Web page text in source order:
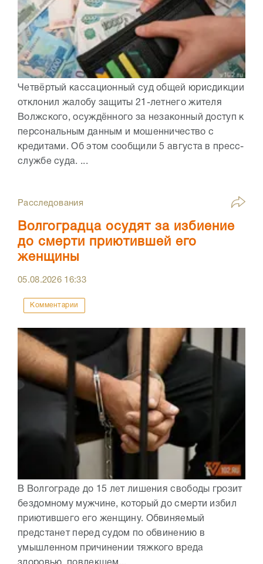
Четвёртый кассационный суд общей юрисдикции
отклонил жалобу защиты 21-летнего жителя
Волжского, осуждённого за незаконный доступ к
персональным данным и мошенничество с
кредитами. Об этом сообщили 5 августа в пресс-
службе суда. ...
Расследования
Волгоградца осудят за избиение
до смерти приютившей его
женщины
05.08.2026 16:33
Комментарии
В Волгограде до 15 лет лишения свободы грозит
бездомному мужчине, который до смерти избил
приютившего его женщину. Обвиняемый
предстанет перед судом по обвинению в
умышленном причинении тяжкого вреда